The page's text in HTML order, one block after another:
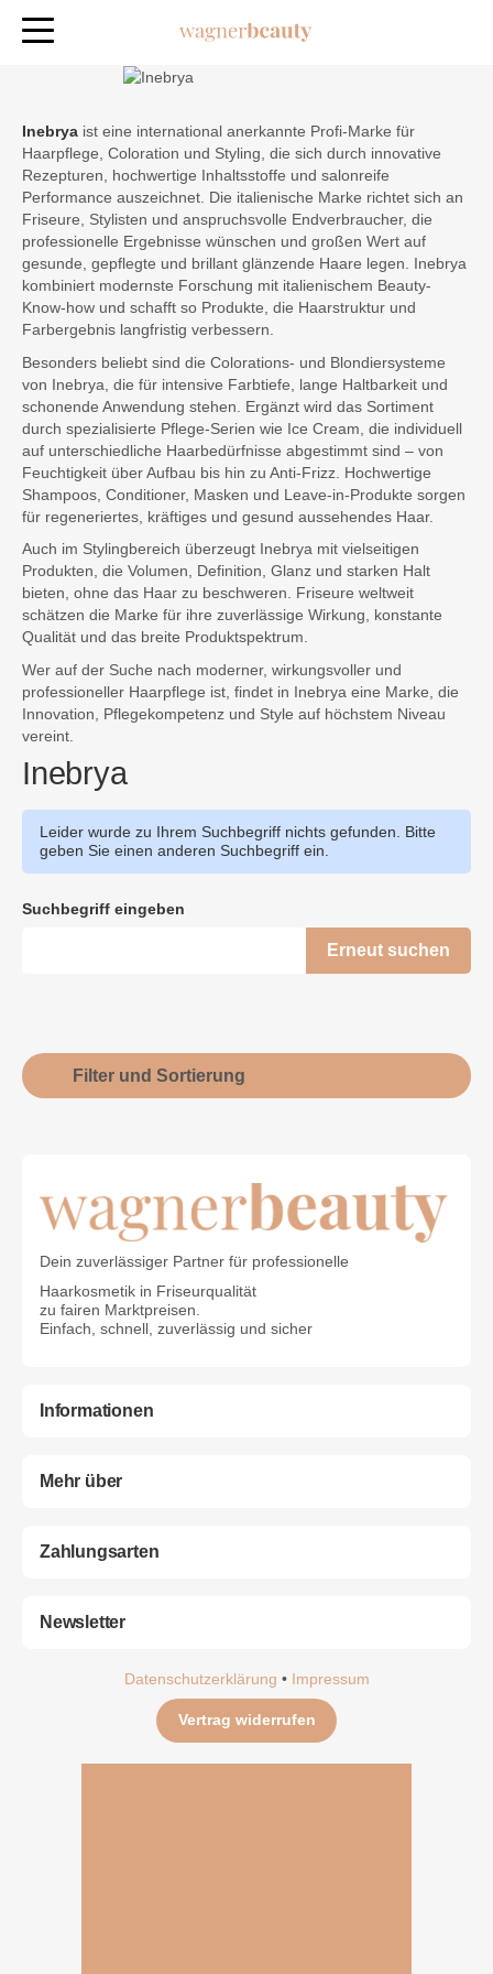
Inebrya ist eine international anerkannte Profi-Marke für
Haarpflege, Coloration und Styling, die sich durch innovative
Rezepturen, hochwertige Inhaltsstoffe und salonreife
Performance auszeichnet. Die italienische Marke richtet sich an
Friseure, Stylisten und anspruchsvolle Endverbraucher, die
professionelle Ergebnisse wünschen und großen Wert auf
gesunde, gepflegte und brillant glänzende Haare legen. Inebrya
kombiniert modernste Forschung mit italienischem Beauty-
Know-how und schafft so Produkte, die Haarstruktur und
Farbergebnis langfristig verbessern.
Besonders beliebt sind die Colorations- und Blondiersysteme
von Inebrya, die für intensive Farbtiefe, lange Haltbarkeit und
schonende Anwendung stehen. Ergänzt wird das Sortiment
durch spezialisierte Pflege-Serien wie Ice Cream, die individuell
auf unterschiedliche Haarbedürfnisse abgestimmt sind – von
Feuchtigkeit über Aufbau bis hin zu Anti-Frizz. Hochwertige
Shampoos, Conditioner, Masken und Leave-in-Produkte sorgen
für regeneriertes, kräftiges und gesund aussehendes Haar.
Auch im Stylingbereich überzeugt Inebrya mit vielseitigen
Produkten, die Volumen, Definition, Glanz und starken Halt
bieten, ohne das Haar zu beschweren. Friseure weltweit
schätzen die Marke für ihre zuverlässige Wirkung, konstante
Qualität und das breite Produktspektrum.
Wer auf der Suche nach moderner, wirkungsvoller und
professioneller Haarpflege ist, findet in Inebrya eine Marke, die
Innovation, Pflegekompetenz und Style auf höchstem Niveau
vereint.
Inebrya
Leider wurde zu Ihrem Suchbegriff nichts gefunden. Bitte
geben Sie einen anderen Suchbegriff ein.
Suchbegriff eingeben
Filter und Sortierung
Dein zuverlässiger Partner für professionelle
Haarkosmetik in Friseurqualität
zu fairen Marktpreisen.
Einfach, schnell, zuverlässig und sicher
Informationen
Mehr über
Zahlungsarten
Newsletter
Datenschutzerklärung • Impressum
Vertrag widerrufen